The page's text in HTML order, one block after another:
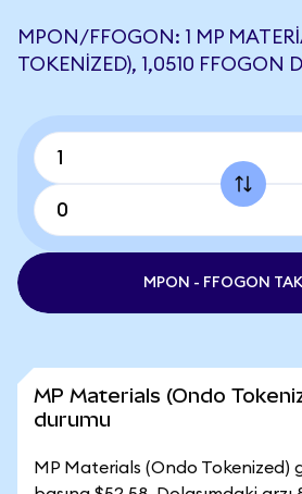
MPON/FFOGON: 1 MP
TOKENIZED), 1,0510 FFOGON
MPON - FFOGON
MP Materials (Ondo
durumu
MP Materials (Ondo Tokenized)